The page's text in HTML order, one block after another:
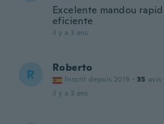
Excelente mandou
eficiente
il y a 3 ans
R Roberto
Inscrit depuis 2019 · 35 avis
il y a 3 ans